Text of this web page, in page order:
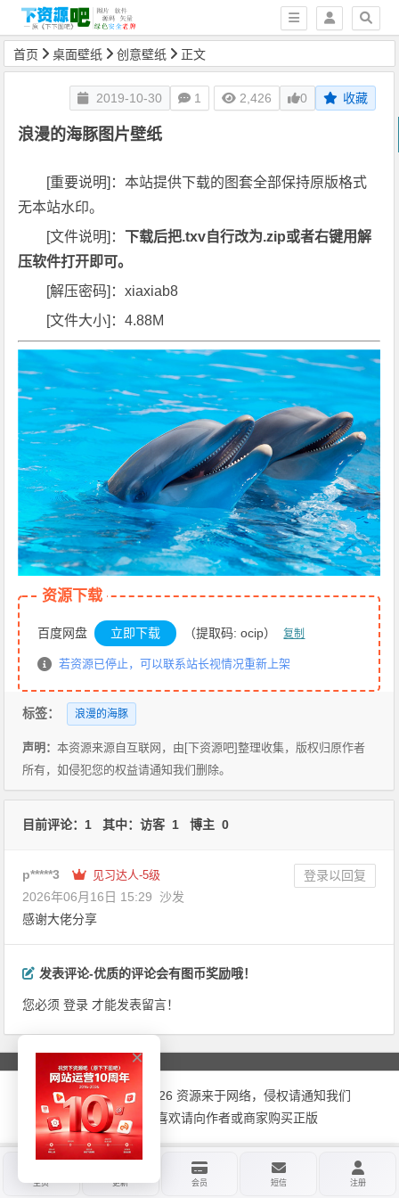
首页 桌面壁纸 创意壁纸 正文
浪漫的海豚图片壁纸
[重要说明]：本站提供下载的图套全部保持原版格式
无本站水印。
[文件说明]： 下载后把.txv自行改为.zip或者右键用解
压软件打开即可。
[解压密码]：xiaxiab8
[文件大小]：4.88M
资源下载
百度网盘 立即下载 （提取码: ocip） 复制
若资源已停止，可以联系站长视情况重新上架
2019-10-30 1 2,426 0 收藏
标签： 浪漫的海豚
声明：本资源来源自互联网，由[下资源吧]整理收集，版权归原作者
所有，如侵犯您的权益请通知我们删除。
目前评论：1 其中：访客 1 博主 0
p*****3 见习达人-5级
登录以回复
2026年06月16日 15:29
沙发
感谢大佬分享
发表评论-优质的评论会有图币奖励哦！
您必须 登录 才能发表留言！
Copyrigh@2016-2026 资源来于网络，侵权请通知我们
删除，如果您喜欢请向作者或商家购买正版
主页 更新 会员 短信 注册
×